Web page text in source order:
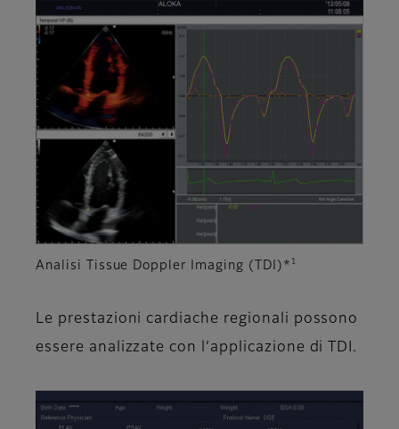
Analisi Tissue Doppler Imaging (TDI)* 1
Le prestazioni cardiache regionali possono
essere analizzate con l’applicazione di TDI.